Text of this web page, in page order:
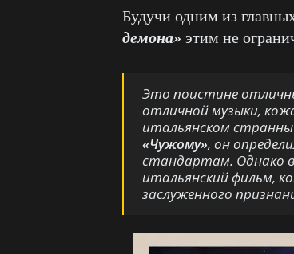
Будучи одним из
демона»этим не
Это поистине
отличной музыки,
итальянском странны
«Чужому», он
стандартам. Однако
итальянский фильм,
заслуженного